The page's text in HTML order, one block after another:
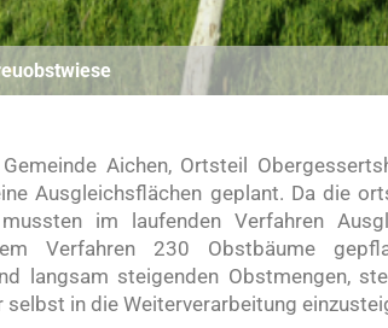
Aichen, Ortsteil
Ausgleichsflächen geplant. Da die
im laufenden Verfahren
Verfahren 230 Obstbäume
langsam steigenden Obstmengen,
in die Weiterverarbeitung